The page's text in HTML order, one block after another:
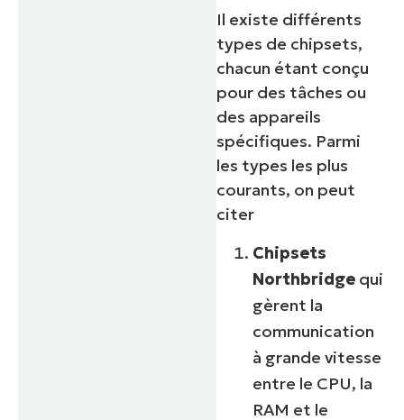
Il existe différents
types de chipsets,
chacun étant conçu
pour des tâches ou
des appareils
spécifiques. Parmi
les types les plus
courants, on peut
citer
Chipsets
Northbridge qui
gèrent la
communication
à grande vitesse
entre le CPU, la
RAM et le